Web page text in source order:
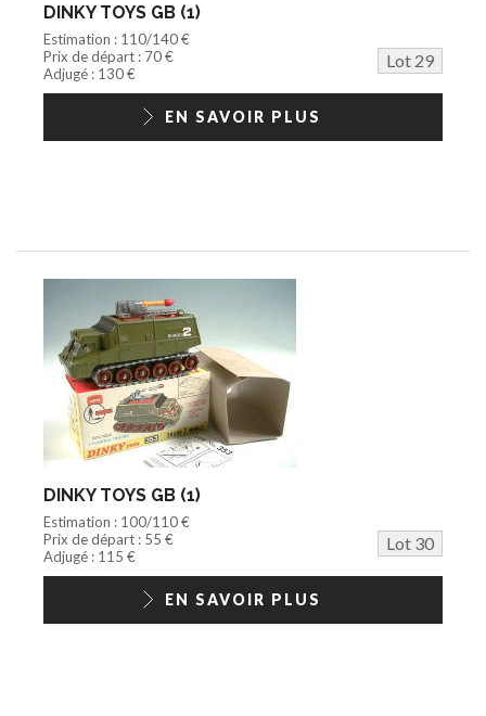
DINKY TOYS GB (1)
Estimation : 110/140 €
Prix de départ : 70 €
Lot 29
Adjugé : 130 €
EN SAVOIR PLUS
DINKY TOYS GB (1)
Estimation : 100/110 €
Prix de départ : 55 €
Lot 30
Adjugé : 115 €
EN SAVOIR PLUS